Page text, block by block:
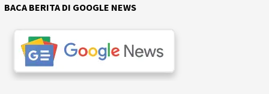
BACA BERITA DI GOOGLE NEWS